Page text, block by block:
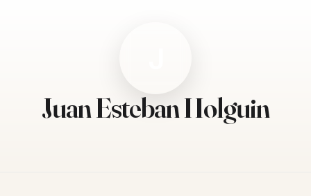
Juan Esteban Holguin